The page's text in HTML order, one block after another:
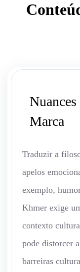
Marca
Traduzir a
apelos
exemplo,
Khmer exige
contexto
pode distorcer
barreiras